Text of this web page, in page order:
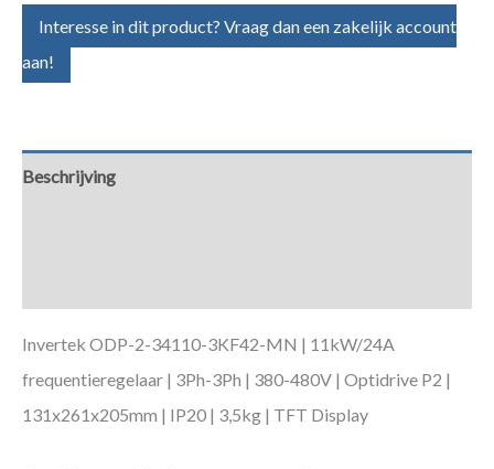
Interesse in dit product? Vraag dan een zakelijk account
aan!
Beschrijving
Invertek ODP-2-34110-3KF42-MN | 11kW/24A
frequentieregelaar | 3Ph-3Ph | 380-480V | Optidrive P2 |
131x261x205mm | IP20 | 3,5kg | TFT Display